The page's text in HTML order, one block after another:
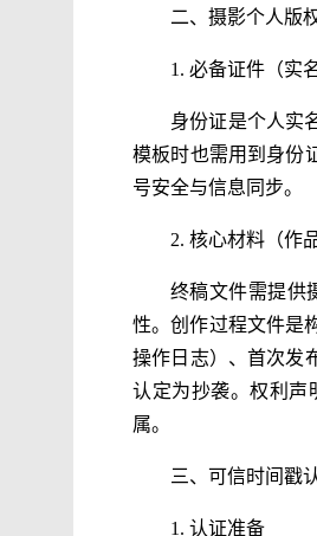
二、摄影个人版
1. 必备证件（实
身份证是个人实
模板时也需用到身份
号安全与信息同步。
2. 核心材料（作
终稿文件需提供
性。创作过程文件是
操作日志）、首次发
认定为抄袭。权利声
属。
三、可信时间戳
1. 认证准备